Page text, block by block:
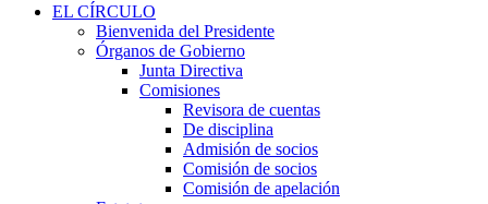
EL CÍRCULO
Bienvenida del Presidente
Órganos de Gobierno
Junta Directiva
Comisiones
Revisora de cuentas
De disciplina
Admisión de socios
Comisión de socios
Comisión de apelación